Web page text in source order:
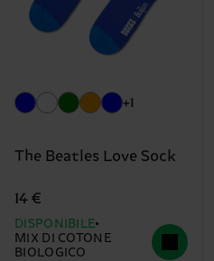
+1
The Beatles Love Sock
14 €
DISPONIBILE
MIX DI COTONE
BIOLOGICO